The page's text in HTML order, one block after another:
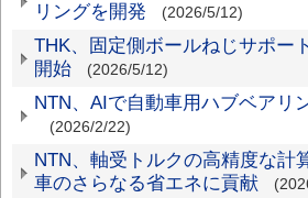
リングを開発
(2026/5/12)
THK、固定側ボールねじサポー
開始
(2026/5/12)
NTN、AIで自動車用ハブベアリ
(2026/2/22)
NTN、軸受トルクの高精度な計
車のさらなる省エネに貢献